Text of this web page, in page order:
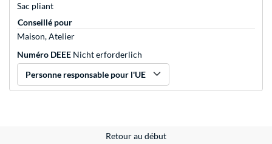
Sac pliant
Conseillé pour
Maison, Atelier
Numéro DEEE Nicht erforderlich
Personne responsable pour l'UE
Retour au début